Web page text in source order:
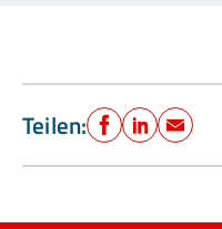
Teilen: Facebook
LinkedIn
E-Mail